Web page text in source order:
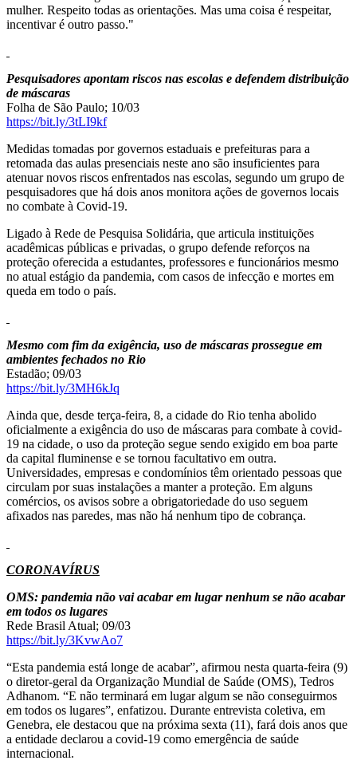
mulher. Respeito todas as orientações. Mas uma coisa é respeitar,
incentivar é outro passo."
Pesquisadores apontam riscos nas escolas e defendem distribuição
de máscaras
Folha de São Paulo; 10/03
https://bit.ly/3tLI9kf
Medidas tomadas por governos estaduais e prefeituras para a
retomada das aulas presenciais neste ano são insuficientes para
atenuar novos riscos enfrentados nas escolas, segundo um grupo de
pesquisadores que há dois anos monitora ações de governos locais
no combate à Covid-19.
Ligado à Rede de Pesquisa Solidária, que articula instituições
acadêmicas públicas e privadas, o grupo defende reforços na
proteção oferecida a estudantes, professores e funcionários mesmo
no atual estágio da pandemia, com casos de infecção e mortes em
queda em todo o país.
Mesmo com fim da exigência, uso de máscaras prossegue em
ambientes fechados no Rio
Estadão; 09/03
https://bit.ly/3MH6kJq
Ainda que, desde terça-feira, 8, a cidade do Rio tenha abolido
oficialmente a exigência do uso de máscaras para combate à covid-
19 na cidade, o uso da proteção segue sendo exigido em boa parte
da capital fluminense e se tornou facultativo em outra.
Universidades, empresas e condomínios têm orientado pessoas que
circulam por suas instalações a manter a proteção. Em alguns
comércios, os avisos sobre a obrigatoriedade do uso seguem
afixados nas paredes, mas não há nenhum tipo de cobrança.
CORONAVÍRUS
OMS: pandemia não vai acabar em lugar nenhum se não acabar
em todos os lugares
Rede Brasil Atual; 09/03
https://bit.ly/3KvwAo7
“Esta pandemia está longe de acabar”, afirmou nesta quarta-feira (9)
o diretor-geral da Organização Mundial de Saúde (OMS), Tedros
Adhanom. “E não terminará em lugar algum se não conseguirmos
em todos os lugares”, enfatizou. Durante entrevista coletiva, em
Genebra, ele destacou que na próxima sexta (11), fará dois anos que
a entidade declarou a covid-19 como emergência de saúde
internacional.